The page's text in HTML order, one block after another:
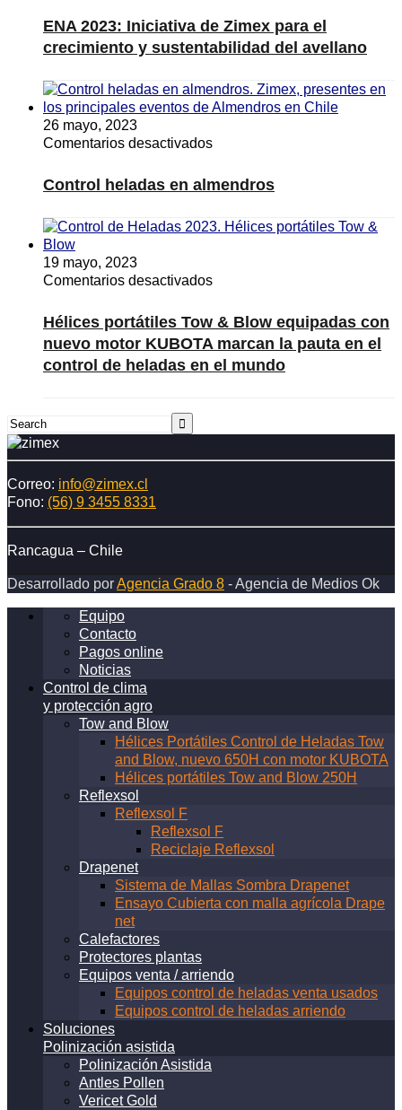
2023:
Iniciativa
de
para
el
y
del
ENA 2023: Iniciativa de Zimex para el
crecimiento y sustentabilidad del avellano
26 mayo, 2023
Comentarios desactivadosen
heladas
en
Control heladas en almendros
19 mayo, 2023
Comentarios desactivadosen
portátiles
Tow
&
Blow
KUBOTA
en
de
Hélices portátiles Tow & Blow equipadas con
nuevo motor KUBOTA marcan la pauta en el
control de heladas en el mundo
Correo: info@zimex.cl
Fono: (56) 9 3455 8331
Rancagua – Chile
Desarrollado porAgencia Grado 8 - Agencia de Medios Ok
Equipo
Contacto
Pagos online
Noticias
Control de clima
y protección agro
Tow and Blow
Hélices Portátiles Control de Heladas Tow
and Blow, nuevo 650H con motor KUBOTA
Hélices portátiles Tow and Blow 250H
Reflexsol
Reflexsol F
Reflexsol F
Reciclaje Reflexsol
Drapenet
Sistema de Mallas Sombra Drapenet
Ensayo Cubierta con malla agrícola Drape
net
Calefactores
Protectores plantas
Equipos venta / arriendo
Equipos control de heladas venta usados
Equipos control de heladas arriendo
Soluciones
Polinización asistida
Polinización Asistida
Antles Pollen
Vericet Gold